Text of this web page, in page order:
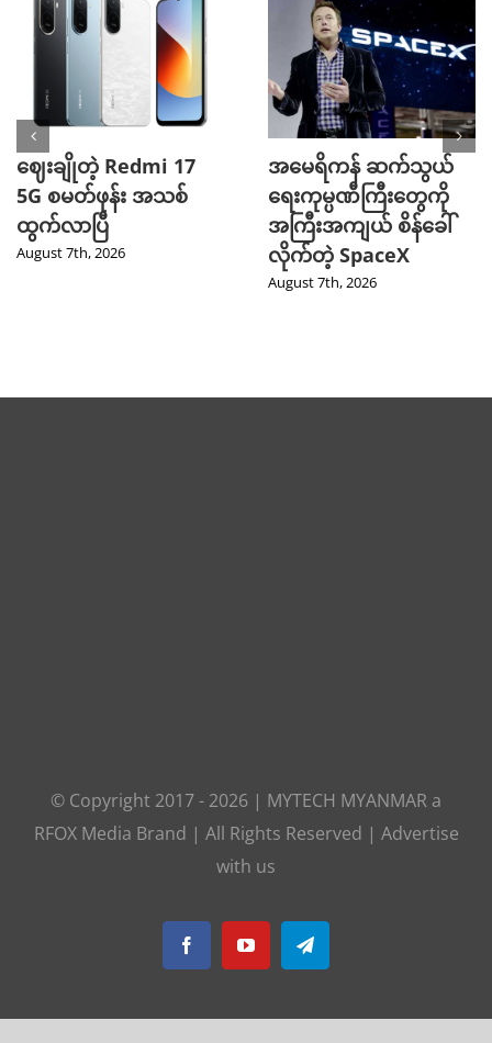
ဈေးချိုတဲ့ Redmi 17
5G စမတ်ဖုန်း အသစ်
ထွက်လာပြီ
August 7th, 2026
အမေရိကန် ဆက်သွယ်
ရေးကုမ္ပဏီကြီးတွေကို
အကြီးအကျယ် စိန်ခေါ်
လိုက်တဲ့ SpaceX
August 7th, 2026
© Copyright 2017 - 2026 | MYTECH MYANMAR a
RFOX Media Brand | All Rights Reserved | Advertise
with us
FacebookYouTubeTelegram